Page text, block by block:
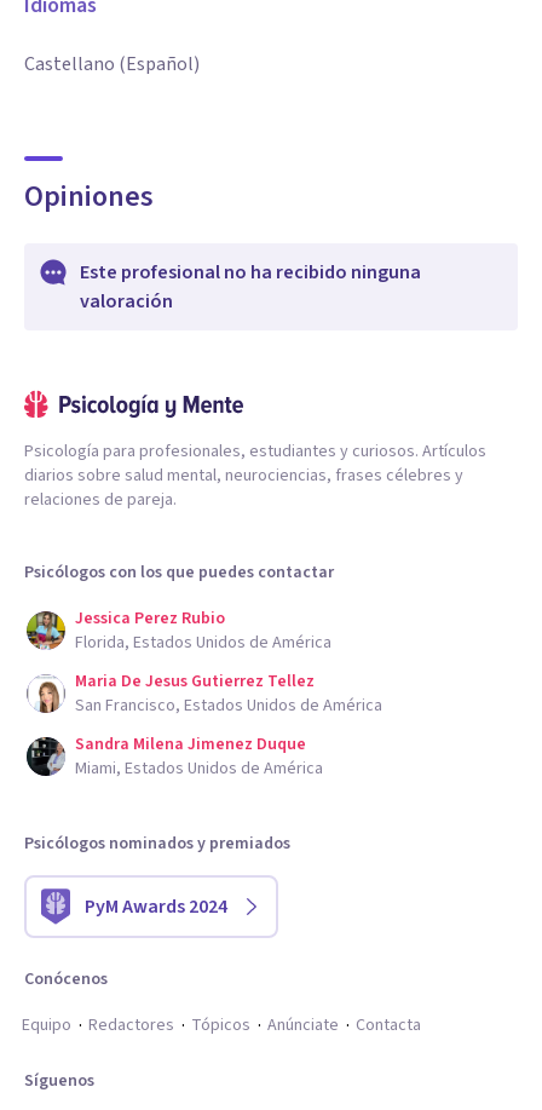
Castellano (Español)
Opiniones
Este profesional no ha recibido ninguna
valoración
Psicología para profesionales, estudiantes y curiosos. Artículos
diarios sobre salud mental, neurociencias, frases célebres y
relaciones de pareja.
Psicólogos con los que puedes contactar
Jessica Perez Rubio
Florida, Estados Unidos de América
Maria De Jesus Gutierrez Tellez
San Francisco, Estados Unidos de América
Sandra Milena Jimenez Duque
Miami, Estados Unidos de América
Psicólogos nominados y premiados
PyM Awards 2024
Conócenos
Equipo
Redactores Tópicos Anúnciate Contacta
Síguenos